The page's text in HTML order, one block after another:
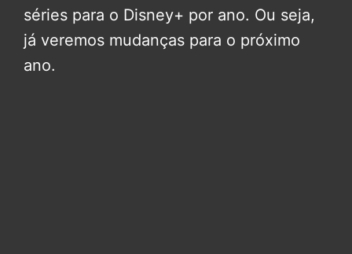
séries para o Disney+ por ano. Ou seja,
já veremos mudanças para o próximo
ano.